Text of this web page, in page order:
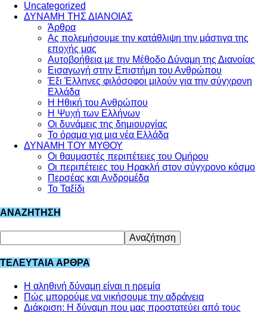
Uncategorized
ΔΥΝΑΜΗ ΤΗΣ ΔΙΑΝΟΙΑΣ
Άρθρα
Ας πολεμήσουμε την κατάθλιψη την μάστιγα της
εποχής μας
Αυτοβοήθεια με την Μέθοδο Δύναμη της Διανοίας
Εισαγωγή στην Επιστήμη του Ανθρώπου
Έξι Έλληνες φιλόσοφοι μιλούν για την σύγχρονη
Ελλάδα
Η Ηθική του Ανθρώπου
Η Ψυχή των Ελλήνων
Οι δυνάμεις της δημιουργίας
Το όραμα για μια νέα Ελλάδα
ΔΥΝΑΜΗ ΤΟΥ ΜΥΘΟΥ
Οι θαυμαστές περιπέτειες του Ομήρου
Οι περιπέτειες του Ηρακλή στον σύγχρονο κόσμο
Περσέας και Ανδρομέδα
Το Ταξίδι
ΑΝΑΖΗΤΗΣΗ
ΤΕΛΕΥΤΑΙΑ ΑΡΘΡΑ
Η αληθινή δύναμη είναι η ηρεμία
Πώς μπορούμε να νικήσουμε την αδράνεια
Διάκριση: Η δύναμη που μας προστατεύει από τους